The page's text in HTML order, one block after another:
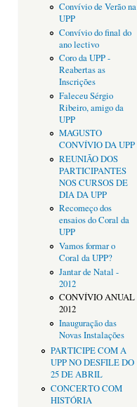
Convívio de Verão na
UPP
Convívio do final do
ano lectivo
Coro da UPP -
Reabertas as
Inscrições
Faleceu Sérgio
Ribeiro, amigo da
UPP
MAGUSTO
CONVÍVIO DA UPP
REUNIÃO DOS
PARTICIPANTES
NOS CURSOS DE
DIA DA UPP
Recomeço dos
ensaios do Coral da
UPP
Vamos formar o
Coral da UPP?
Jantar de Natal -
2012
CONVÍVIO ANUAL
2012
Inauguração das
Novas Instalações
PARTICIPE COM A
UPP NO DESFILE DO
25 DE ABRIL
CONCERTO COM
HISTÓRIA